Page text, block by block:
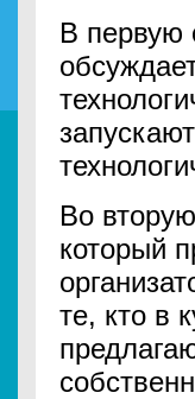
В первую
Во
который
те, кто в